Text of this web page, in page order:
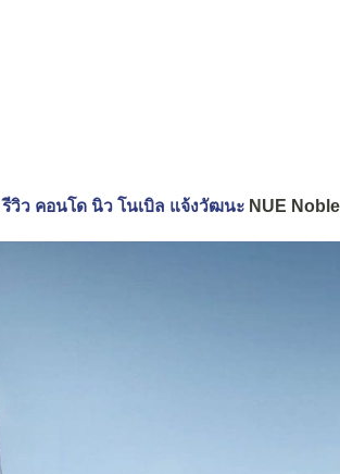
รีวิว คอนโด นิว โนเบิล แจ้งวัฒนะ NUE